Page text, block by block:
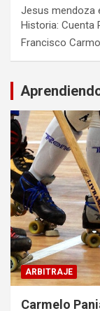
Jesus mendoza
Historia: Cuenta
Francisco
ARBITRAJE
Carmelo